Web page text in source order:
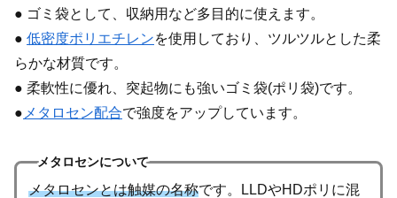
● ゴミ袋として、収納用など多目的に使えます。
● 低密度ポリエチレンを使用しており、ツルツルとした柔
らかな材質です。
● 柔軟性に優れ、突起物にも強いゴミ袋(ポリ袋)です。
● メタロセン配合で強度をアップしています。
メタロセンについて
メタロセンとは触媒の名称です。LLDやHDポリに混